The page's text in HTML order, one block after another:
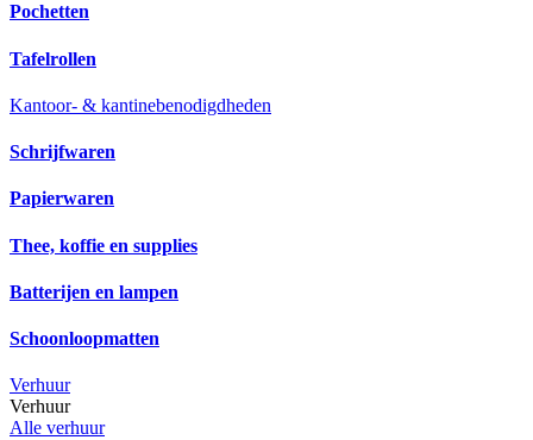
Pochetten
Tafelrollen
Kantoor- & kantinebenodigdheden
Schrijfwaren
Papierwaren
Thee, koffie en supplies
Batterijen en lampen
Schoonloopmatten
Verhuur
Verhuur
Alle verhuur